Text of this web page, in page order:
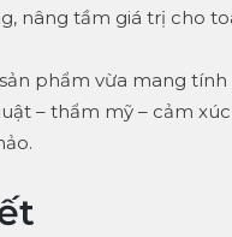
nâng tầm giá trị cho
phẩm vừa mang
– thẩm mỹ – cảm